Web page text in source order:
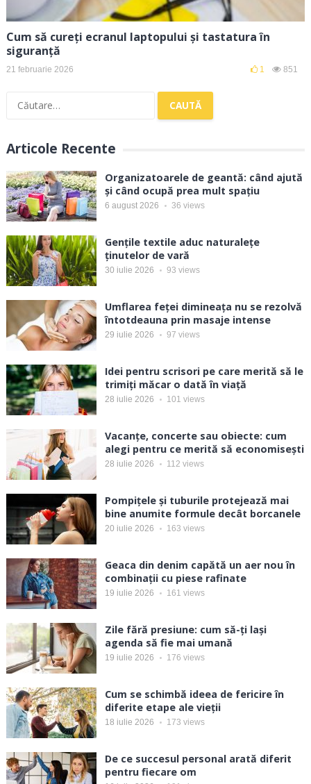
Cum să cureți ecranul laptopului și tastatura în
siguranță
21 februarie 2026 1 851
Caută
Articole Recente
Organizatoarele de geantă: când ajută
și când ocupă prea mult spațiu
6 august 2026 36 views
Gențile textile aduc naturalețe
ținutelor de vară
30 iulie 2026 93 views
Umflarea feței dimineața nu se rezolvă
întotdeauna prin masaje intense
29 iulie 2026 97 views
Idei pentru scrisori pe care merită să le
trimiți măcar o dată în viață
28 iulie 2026 101 views
Vacanțe, concerte sau obiecte: cum
alegi pentru ce merită să economisești
28 iulie 2026 112 views
Pompițele și tuburile protejează mai
bine anumite formule decât borcanele
20 iulie 2026 163 views
Geaca din denim capătă un aer nou în
combinații cu piese rafinate
19 iulie 2026 161 views
Zile fără presiune: cum să-ți lași
agenda să fie mai umană
19 iulie 2026 176 views
Cum se schimbă ideea de fericire în
diferite etape ale vieții
18 iulie 2026 173 views
De ce succesul personal arată diferit
pentru fiecare om